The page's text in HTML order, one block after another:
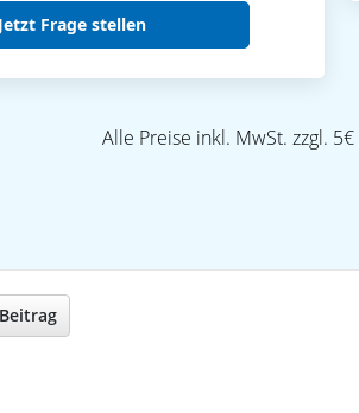
Jetzt Frage stellen
Alle Preise inkl. MwSt. zzgl.